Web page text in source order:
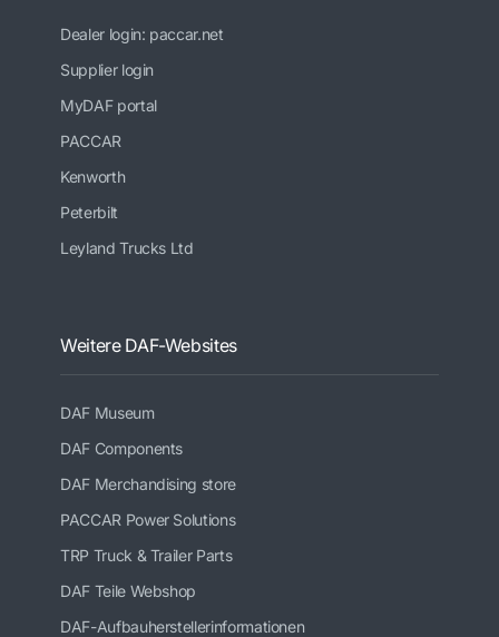
Dealer login: paccar.net
Supplier login
MyDAF portal
PACCAR
Kenworth
Peterbilt
Leyland Trucks Ltd
Weitere DAF-Websites
DAF Museum
DAF Components
DAF Merchandising store
PACCAR Power Solutions
TRP Truck & Trailer Parts
DAF Teile Webshop
DAF-Aufbauherstellerinformationen